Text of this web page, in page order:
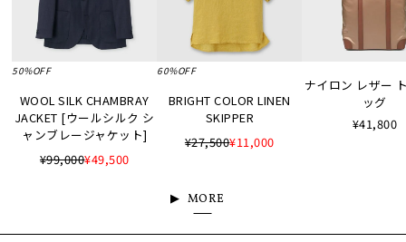
50%OFF
WOOL SILK CHAMBRAY
JACKET [ウールシルク シ
ャンブレージャケット]
¥99,000¥49,500
60%OFF
BRIGHT COLOR LINEN
SKIPPER
¥27,500¥11,000
ナイロン レザー
ッグ
¥41,800
MORE